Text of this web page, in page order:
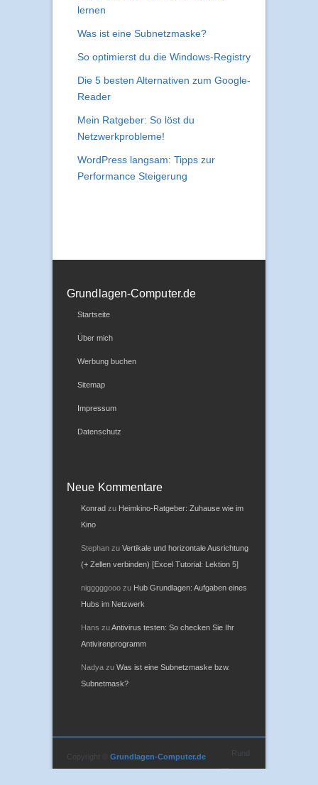
lernen
Was ist eine Subnetzmaske?
So optimierst du die Windows-Registry
Die 5 besten Alternativen zum Google-
Reader
Mein Ratgeber: So löst du
Netzwerkprobleme!
WordPress langsam: Tipps zur
Performance Steigerung
Grundlagen-Computer.de
Startseite
Über mich
Werbung buchen
Sitemap
Impressum
Datenschutz
Neue Kommentare
Konrad zu Heimkino-Ratgeber: Zuhause wie im
Kino
Stephan zu Vertikale und horizontale Ausrichtung
(+ Zellen verbinden) [Excel Tutorial: Lektion 5]
nigggggooo zu Hub Grundlagen: Aufgaben eines
Hubs im Netzwerk
Hans zuAntivirus testen: So checken Sie Ihr
Antivirenprogramm
Nadya zu Was ist eine Subnetzmaske bzw.
Subnetmask?
Copyright © Grundlagen-Computer.de
Rund
um